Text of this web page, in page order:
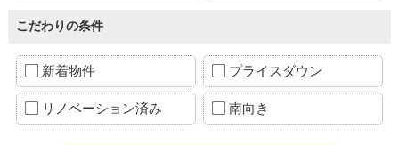
こだわりの条件
新着物件 プライスダウン
リノベーション済み 南向き